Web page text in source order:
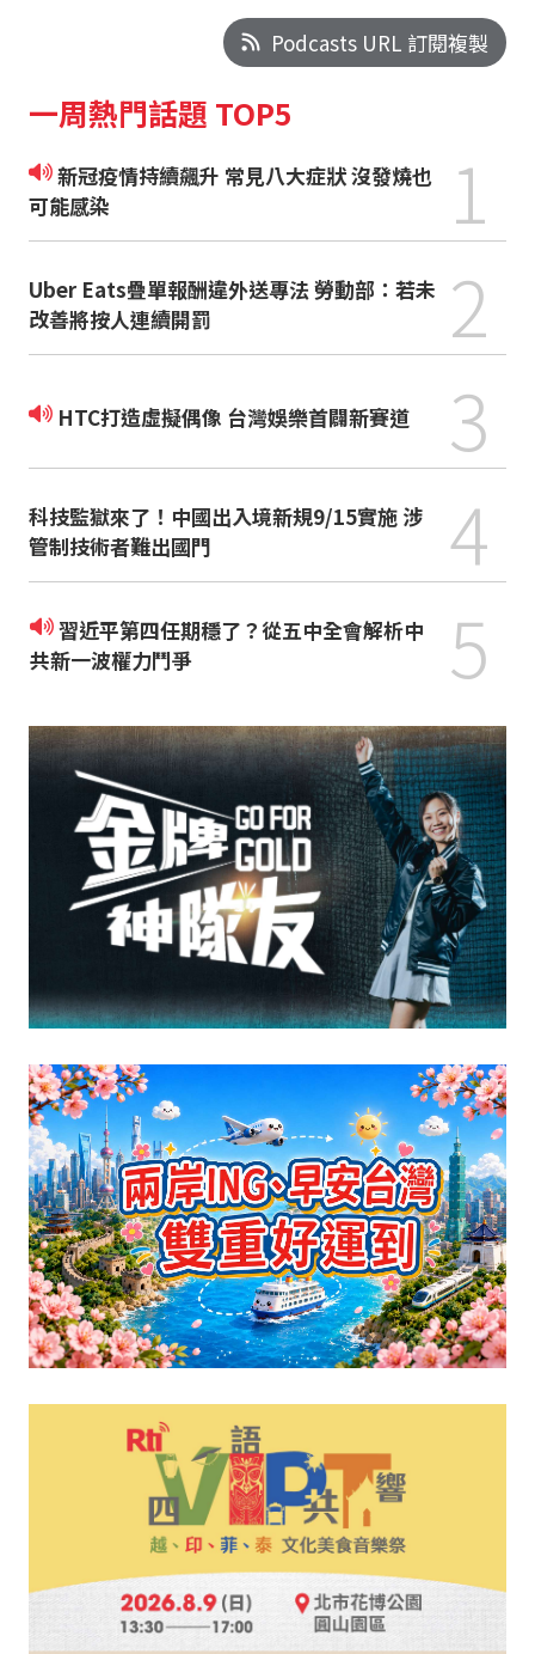
Podcasts URL 訂閱複製
一周熱門話題 TOP5
新冠疫情持續飆升 常見八大症狀 沒發燒也
可能感染
1
Uber Eats疊單報酬違外送專法 勞動部：若未
改善將按人連續開罰
2
HTC打造虛擬偶像 台灣娛樂首闢新賽道 3
科技監獄來了！中國出入境新規9/15實施 涉
管制技術者難出國門
4
習近平第四任期穩了？從五中全會解析中
共新一波權力鬥爭
5